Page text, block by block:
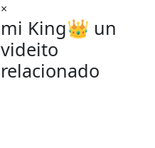
×
mi King👑 un
videito
relacionado